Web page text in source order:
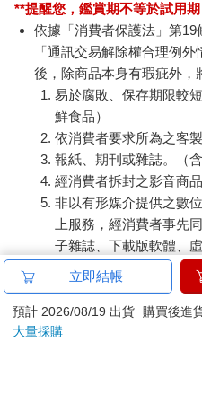
**提醒您，鑑賞期不等於試用
依據「消費者保護法」第
「通訊交易解除權合理例
後，除商品本身有瑕疵外，
易於腐敗、保存期限較
鮮食品）
依消費者要求所為之客
報紙、期刊或雜誌。（
經消費者拆封之影音商品
非以有形媒介提供之數
上服務，經消費者事先
子雜誌、下載版軟體、
已拆封之個人衛生用品
若非上列種類商品，均享有
日）。
立即結帳
預計 2026/08/19 出貨 購買後進
大量採購